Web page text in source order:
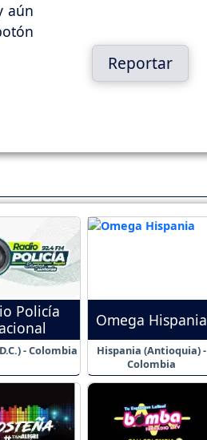
aún
Reportar
Policía
- Colombia
Omega Hispania
Hispania (Antioquia) -
Colombia